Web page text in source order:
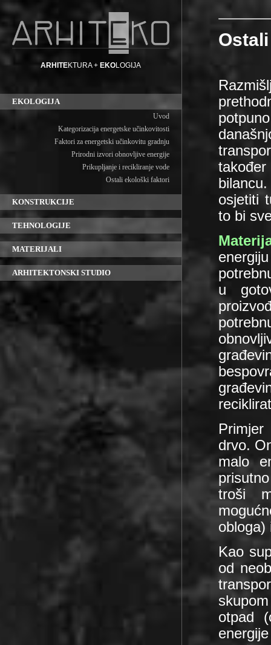
ARHITEKTURA + EKOLOGIJA
EKOLOGIJA
Uvod
Kategorizacija energetske učinkovitosti
Faktori za energetski učinkovitu gradnju
Prirodni izvori obnovljive energije
Prikupljanje i recikliranje vode
Ostali ekološki faktori
KONSTRUKCIJE
TEHNOLOGIJE
MATERIJALI
ARHITEKTONSKI STUDIO